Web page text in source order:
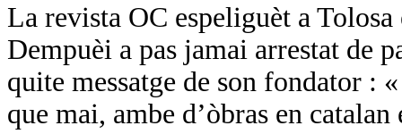
La revista OC espeliguèt a
Dempuèi a pas jamai arrestat de
quite messatge de son fondator :
que mai, ambe d’òbras en